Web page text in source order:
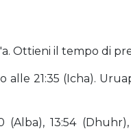
Ottieni il tempo di
21:35 (Icha).
13:54 (Dhuhr),